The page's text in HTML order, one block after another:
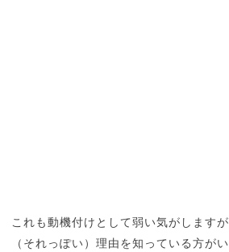
これも動機付けとして弱い気がします
（それっぽい）理由を知っている方が